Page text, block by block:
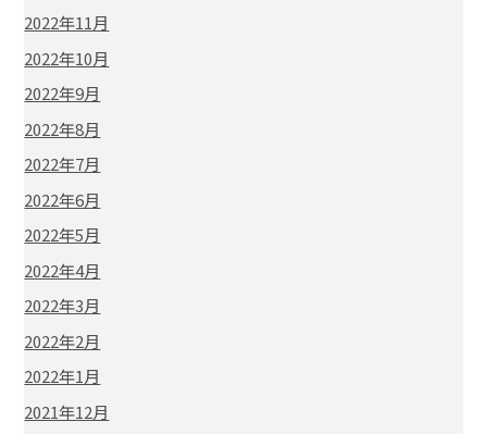
2022年11月
2022年10月
2022年9月
2022年8月
2022年7月
2022年6月
2022年5月
2022年4月
2022年3月
2022年2月
2022年1月
2021年12月